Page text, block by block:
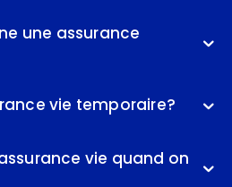
une assurance
vie temporaire?
vie quand on